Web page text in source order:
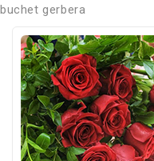
buchet gerbera